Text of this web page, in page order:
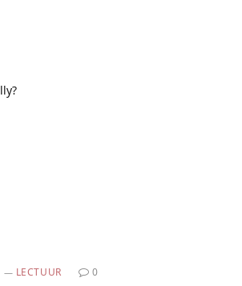
LECTUUR 0